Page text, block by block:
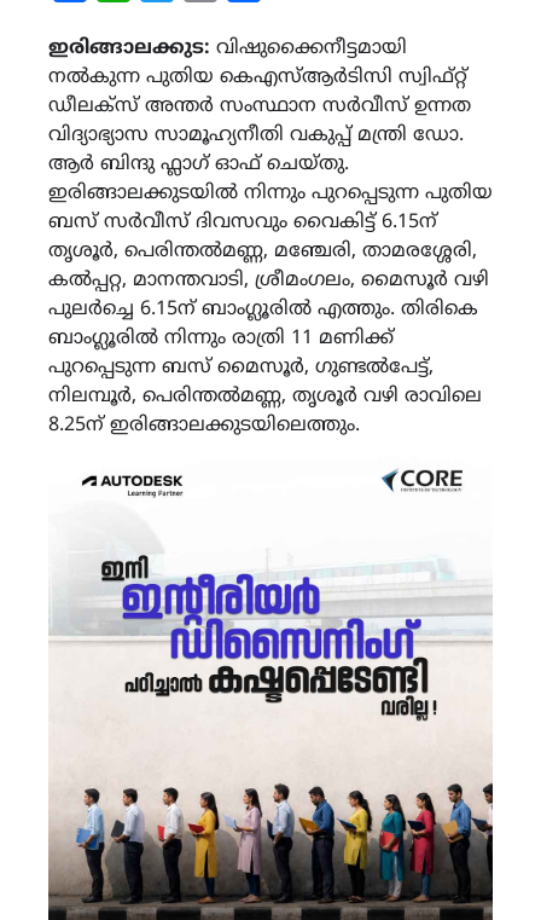
ഇരിങ്ങാലക്കുട: വിഷുക്കൈനീട്ടമായി
നൽകുന്ന പുതിയ കെഎസ്ആർടിസി സ്വിഫ്റ്റ്
ഡീലക്സ് അന്തർ സംസ്ഥാന സർവീസ് ഉന്നത
വിദ്യാഭ്യാസ സാമൂഹ്യനീതി വകുപ്പ് മന്ത്രി ഡോ.
ആർ ബിന്ദു ഫ്ലാഗ് ഓഫ് ചെയ്തു.
ഇരിങ്ങാലക്കുടയിൽ നിന്നും പുറപ്പെടുന്ന പുതിയ
ബസ് സർവീസ് ദിവസവും വൈകിട്ട് 6.15ന്
തൃശൂർ, പെരിന്തൽമണ്ണ, മഞ്ചേരി, താമരശ്ശേരി,
കൽപ്പറ്റ, മാനന്തവാടി, ശ്രീമംഗലം, മൈസൂർ വഴി
പുലർച്ചെ 6.15ന് ബാംഗ്ലൂരിൽ എത്തും. തിരികെ
ബാംഗ്ലൂരിൽ നിന്നും രാത്രി 11 മണിക്ക്
പുറപ്പെടുന്ന ബസ് മൈസൂർ, ഗുണ്ടൽപേട്ട്,
നിലമ്പൂർ, പെരിന്തൽമണ്ണ, തൃശൂർ വഴി രാവിലെ
8.25ന് ഇരിങ്ങാലക്കുടയിലെത്തും.